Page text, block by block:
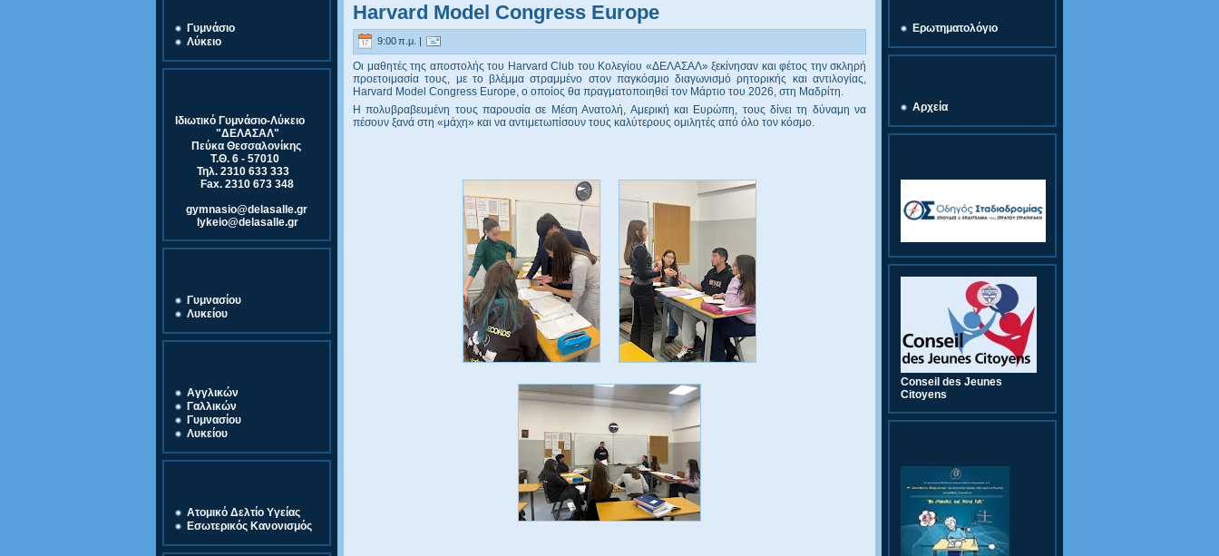
Γυμνάσιο
Λύκειο
Ιδιωτικό Γυμνάσιο-Λύκειο
"ΔΕΛΑΣΑΛ"
Πεύκα Θεσσαλονίκης
Τ.Θ. 6 - 57010
Τηλ. 2310 633 333
Fax. 2310 673 348
gymnasio@delasalle.gr
lykeio@delasalle.gr
Γυμνασίου
Λυκείου
Αγγλικών
Γαλλικών
Γυμνασίου
Λυκείου
Ατομικό Δελτίο Υγείας
Εσωτερικός Κανονισμός
Harvard Model Congress Europe
9:00 π.μ. |
Οι μαθητές της αποστολής του Harvard Club του Κολεγίου «ΔΕΛΑΣΑΛ» ξεκίνησαν και φέτος την σκληρή
προετοιμασία τους, με το βλέμμα στραμμένο στον παγκόσμιο διαγωνισμό ρητορικής και αντιλογίας,
Harvard Model Congress Europe, ο οποίος θα πραγματοποιηθεί τον Μάρτιο του 2026, στη Μαδρίτη.
Η πολυβραβευμένη τους παρουσία σε Μέση Ανατολή, Αμερική και Ευρώπη, τους δίνει τη δύναμη να
πέσουν ξανά στη «μάχη» και να αντιμετωπίσουν τους καλύτερους ομιλητές από όλο τον κόσμο.
Ερωτηματολόγιο
Αρχεία
Conseil des Jeunes
Citoyens